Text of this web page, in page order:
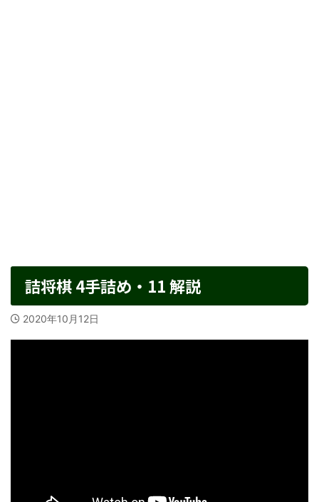
詰将棋 4手詰め・11 解説
2020年10月12日